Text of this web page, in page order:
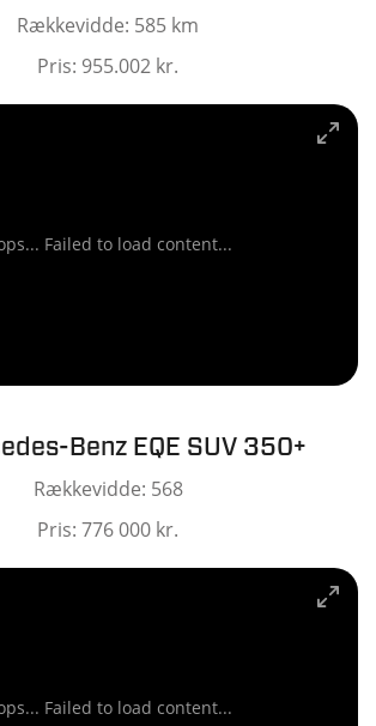
Rækkevidde: 585 km
Pris: 955.002 kr.
Failed to load content...
Benz EQE SUV 350+
Rækkevidde: 568
Pris: 776 000 kr.
Failed to load content...